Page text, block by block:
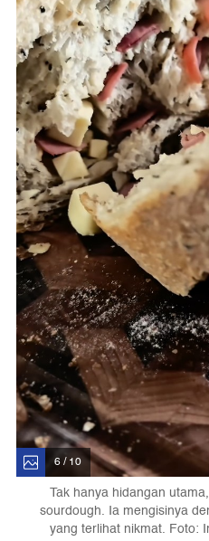
6 / 10
Tak hanya hidangan
sourdough. Ia mengisinya
yang terlihat nikmat. Foto: